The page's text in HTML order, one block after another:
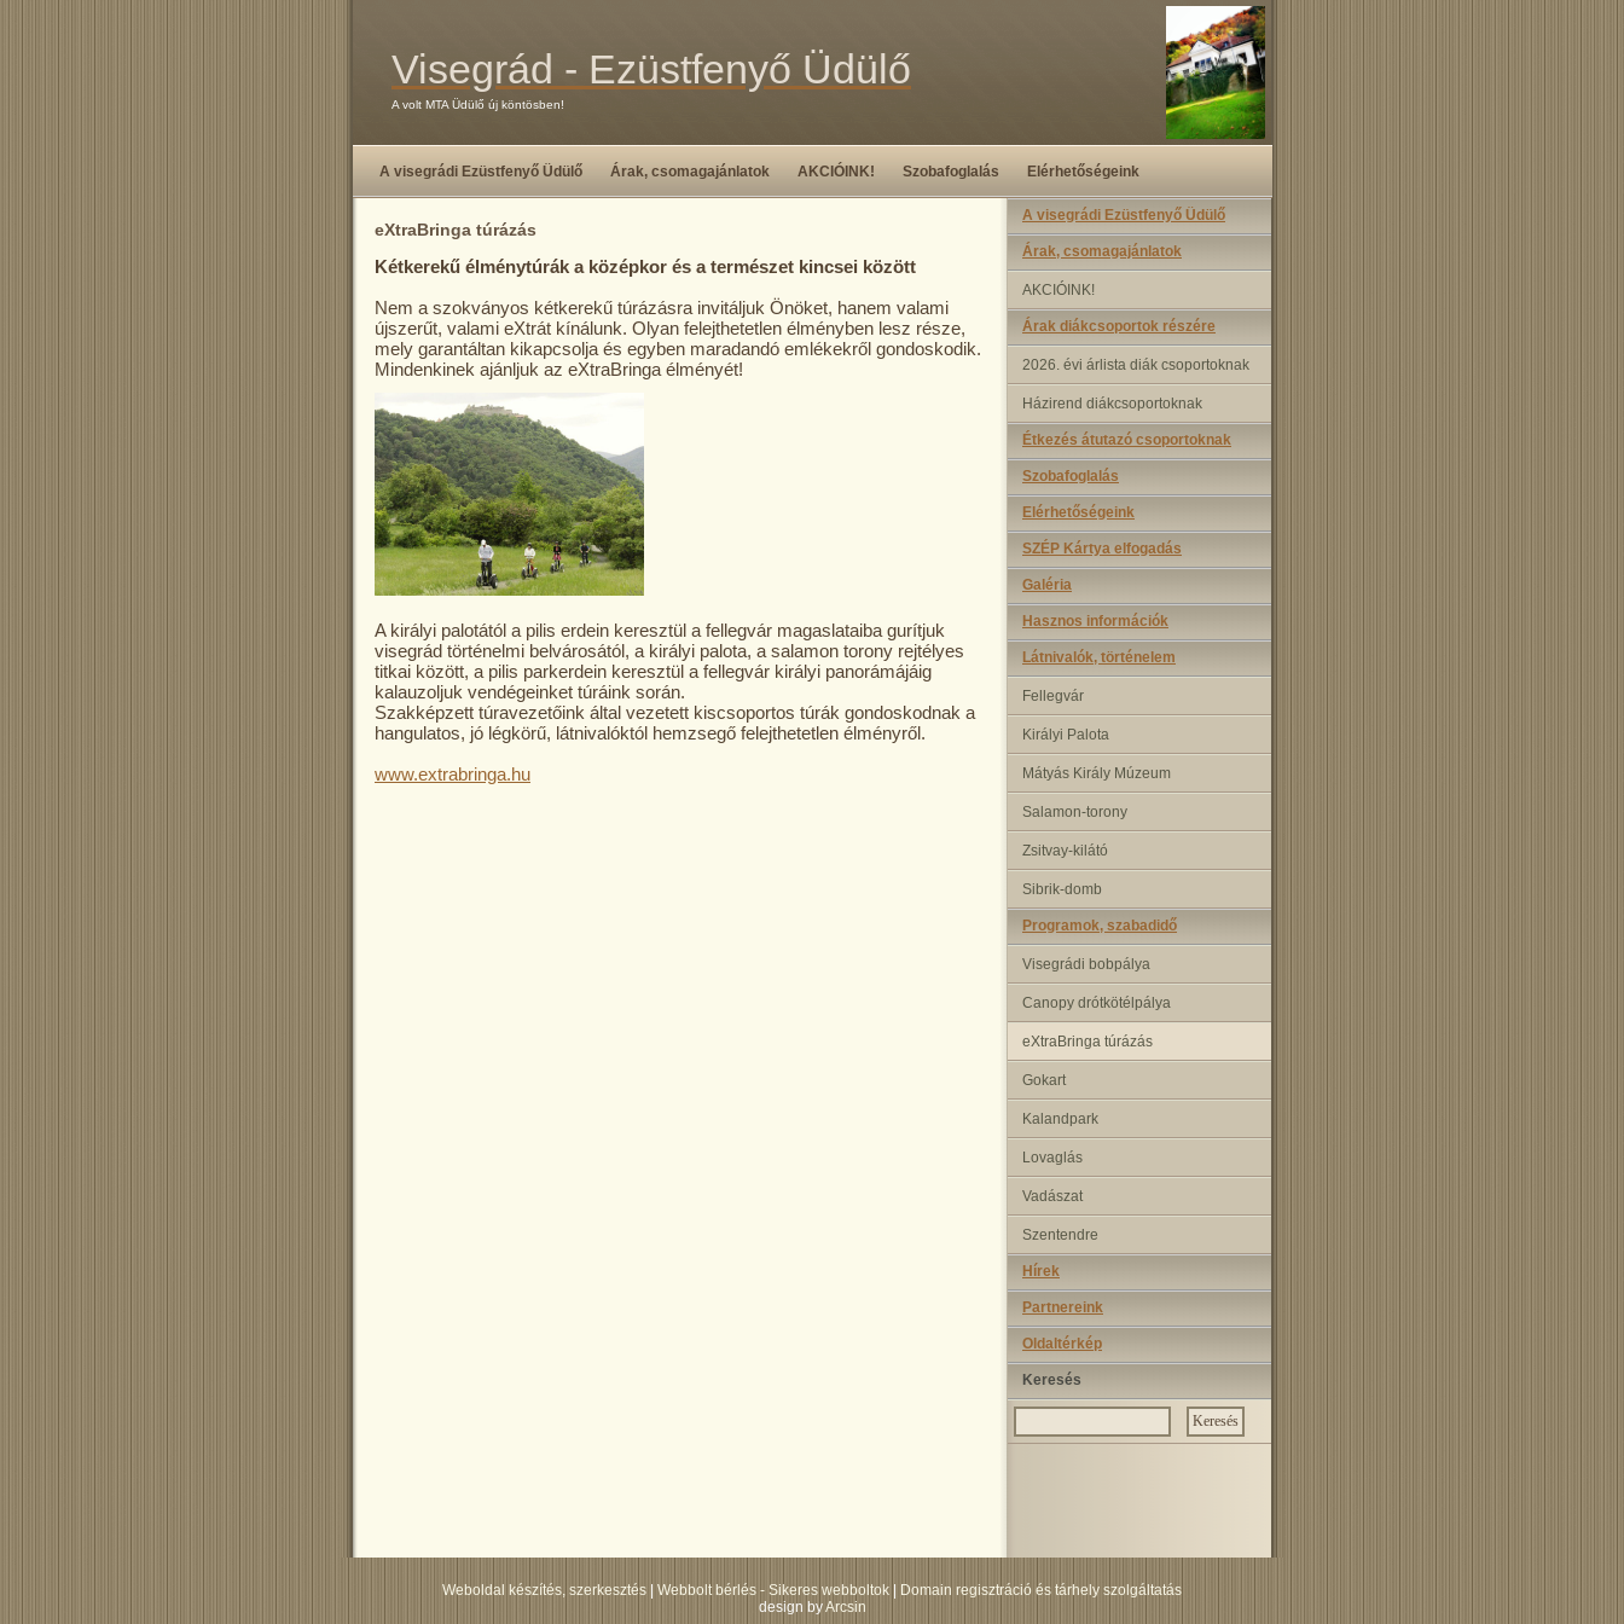
Visegrád - Ezüstfenyő Üdülő
A volt MTA Üdülő új köntösben!
A visegrádi Ezüstfenyő Üdülő Árak, csomagajánlatok AKCIÓINK! Szobafoglalás Elérhetőségeink
eXtraBringa túrázás
Kétkerekű élménytúrák a középkor és a természet kincsei között
Nem a szokványos kétkerekű túrázásra invitáljuk Önöket, hanem valami
újszerűt, valami eXtrát kínálunk. Olyan felejthetetlen élményben lesz része,
mely garantáltan kikapcsolja és egyben maradandó emlékekről gondoskodik.
Mindenkinek ajánljuk az eXtraBringa élményét!
A királyi palotától a pilis erdein keresztül a fellegvár magaslataiba gurítjuk
visegrád történelmi belvárosától, a királyi palota, a salamon torony rejtélyes
titkai között, a pilis parkerdein keresztül a fellegvár királyi panorámájáig
kalauzoljuk vendégeinket túráink során.
Szakképzett túravezetőink által vezetett kiscsoportos túrák gondoskodnak a
hangulatos, jó légkörű, látnivalóktól hemzsegő felejthetetlen élményről.
www.extrabringa.hu
A visegrádi Ezüstfenyő Üdülő
Árak, csomagajánlatok
AKCIÓINK!
Árak diákcsoportok részére
2026. évi árlista diák csoportoknak
Házirend diákcsoportoknak
Étkezés átutazó csoportoknak
Szobafoglalás
Elérhetőségeink
SZÉP Kártya elfogadás
Galéria
Hasznos információk
Látnivalók, történelem
Fellegvár
Királyi Palota
Mátyás Király Múzeum
Salamon-torony
Zsitvay-kilátó
Sibrik-domb
Programok, szabadidő
Visegrádi bobpálya
Canopy drótkötélpálya
eXtraBringa túrázás
Gokart
Kalandpark
Lovaglás
Vadászat
Szentendre
Hírek
Partnereink
Oldaltérkép
Keresés
Weboldal készítés, szerkesztés Webbolt bérlés - Sikeres webboltok
Domain regisztráció és tárhely szolgáltatás
design byArcsin